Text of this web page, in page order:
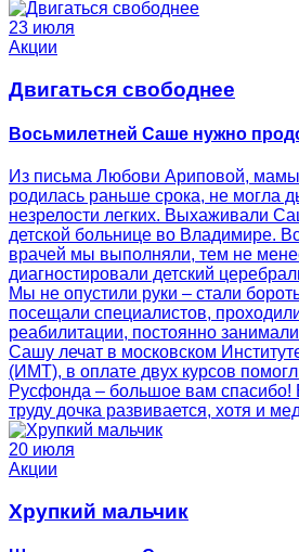
23 июля
Акции
Двигаться свободнее
Восьмилетней Саше нужно
Из письма Любови Ариповой,
родилась раньше срока, не могла
незрелости легких. Выхаживали
детской больнице во Владимире.
врачей мы выполняли, тем не
диагностировали детский
Мы не опустили руки – стали
посещали специалистов,
реабилитации, постоянно
Сашу лечат в московском
(ИМТ), в оплате двух курсов
Русфонда – большое вам спасибо!
труду дочка развивается, хотя и
20 июля
Акции
Хрупкий мальчик